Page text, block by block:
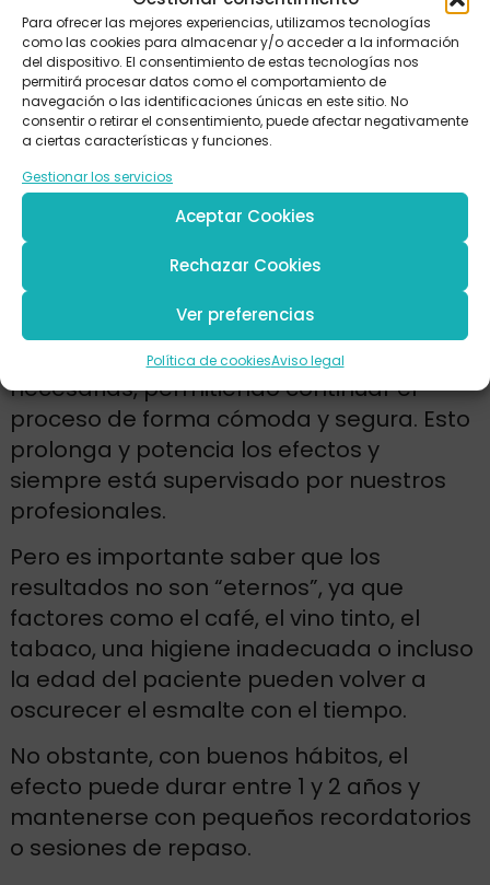
Para ofrecer las mejores experiencias, utilizamos tecnologías
como las cookies para almacenar y/o acceder a la información
del dispositivo. El consentimiento de estas tecnologías nos
permitirá procesar datos como el comportamiento de
navegación o las identificaciones únicas en este sitio. No
consentir o retirar el consentimiento, puede afectar negativamente
a ciertas características y funciones.
Gestionar los servicios
Aceptar Cookies
Rechazar Cookies
Ver preferencias
Política de cookiesAviso legal
Los resultados del blanqueamiento
dental profesional son visibles desde la
primera sesión. Según el tipo de esmalte
y las manchas del paciente, se puede
aclarar entre 2 y 6 tonos, logrando una
sonrisa más brillante y rejuvenecida.
El tratamiento puede complementarse
con una fase en casa con
personalizadas, que se entregan junto a
un kit completo con todas las pautas
necesarias, permitiendo continuar el
proceso de forma cómoda y segura. Esto
prolonga y potencia los efectos y
siempre está supervisado por nuestros
profesionales.
Pero es importante saber que los
resultados no son “eternos”, ya que
factores como el café, el vino tinto, el
tabaco, una higiene inadecuada o incluso
la edad del paciente pueden volver a
oscurecer el esmalte con el tiempo.
No obstante, con buenos hábitos, el
efecto puede durar entre 1 y 2 años y
mantenerse con pequeños recordatorios
o sesiones de repaso.